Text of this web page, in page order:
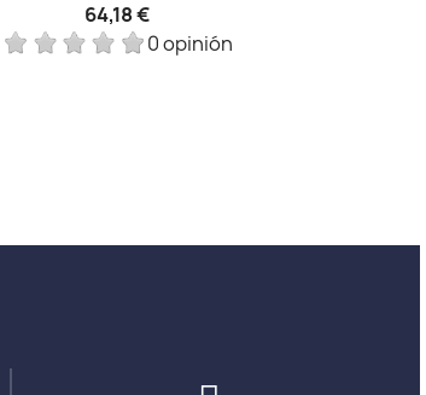
64,18 €
0 opinión